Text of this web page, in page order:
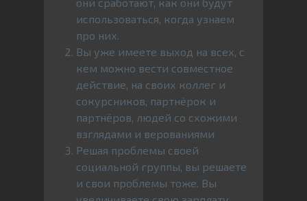
использоваться, когда узнаем
про них.
Вы уже имеете выход на всех, с
кем можно вести совместное
действие, на своих коллег и
сокурсников, партнёрок и
партнёров, людей со схожими
взглядами и верованиями
Решая проблемы своей
социальной группы, вы решаете
и свои проблемы тоже. Вы